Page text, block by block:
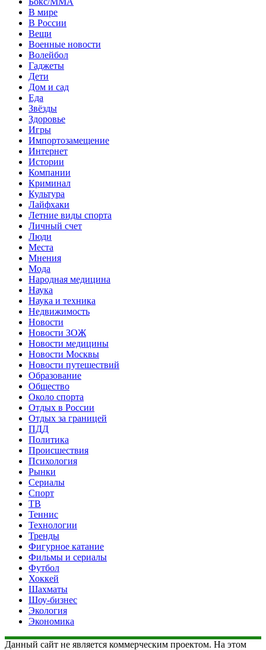
В мире
В России
Вещи
Военные новости
Волейбол
Гаджеты
Дети
Дом и сад
Еда
Звёзды
Здоровье
Игры
Импортозамещение
Интернет
Истории
Компании
Криминал
Культура
Лайфхаки
Летние виды спорта
Личный счет
Люди
Места
Мнения
Мода
Народная медицина
Наука
Наука и техника
Недвижимость
Новости
Новости ЗОЖ
Новости медицины
Новости Москвы
Новости путешествий
Образование
Общество
Около спорта
Отдых в России
Отдых за границей
ПДД
Политика
Происшествия
Психология
Рынки
Сериалы
Спорт
ТВ
Теннис
Технологии
Тренды
Фигурное катание
Фильмы и сериалы
Футбол
Хоккей
Шахматы
Шоу-бизнес
Экология
Экономика
Данный сайт не является коммерческим проектом. На этом